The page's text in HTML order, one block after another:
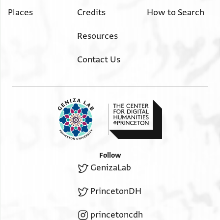
אנך עלי אבו אלחסן אופא מני ברוך תהיה
כרימתך תקבל ידיך ועיני בו אלמעאלי וסתה ושלומך יגדל
Places Credits
Resources
Contact Us
How to Search
Follow
GenizaLab
PrincetonDH
princetoncdh